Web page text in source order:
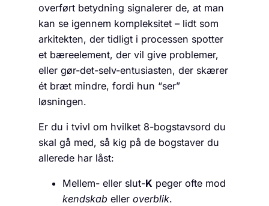
overført betydning signalerer de, at man
kan se igennem kompleksitet – lidt som
arkitekten, der tidligt i processen spotter
et bæreelement, der vil give problemer,
eller gør-det-selv-entusiasten, der skærer
ét bræt mindre, fordi hun “ser”
løsningen.
Er du i tvivl om hvilket 8-bogstavsord du
skal gå med, så kig på de bogstaver du
allerede har låst:
Mellem- eller slut-K peger ofte mod
kendskab eller overblik.